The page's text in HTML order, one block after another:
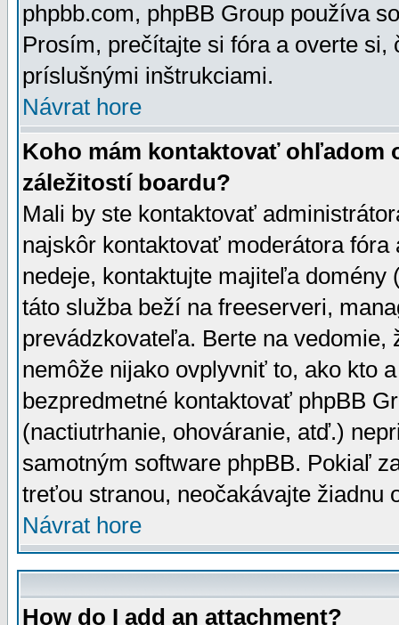
phpbb.com, phpBB Group používa
Prosím, prečítajte si fóra a overte
príslušnými inštrukciami.
Návrat hore
Koho mám kontaktovať ohľadom
záležitostí boardu?
Mali by ste kontaktovať
najskôr kontaktovať moderátora
nedeje, kontaktujte majiteľa
táto služba beží na freeserveri,
prevádzkovateľa. Berte na vedomie,
nemôže nijako ovplyvniť to, ako kto
bezpredmetné kontaktovať phpBB
(nactiutrhanie, ohováranie, atď.)
samotným software phpBB. Pokiaľ
treťou stranou, neočakávajte žiadnu
Návrat hore
How do I add an attachment?